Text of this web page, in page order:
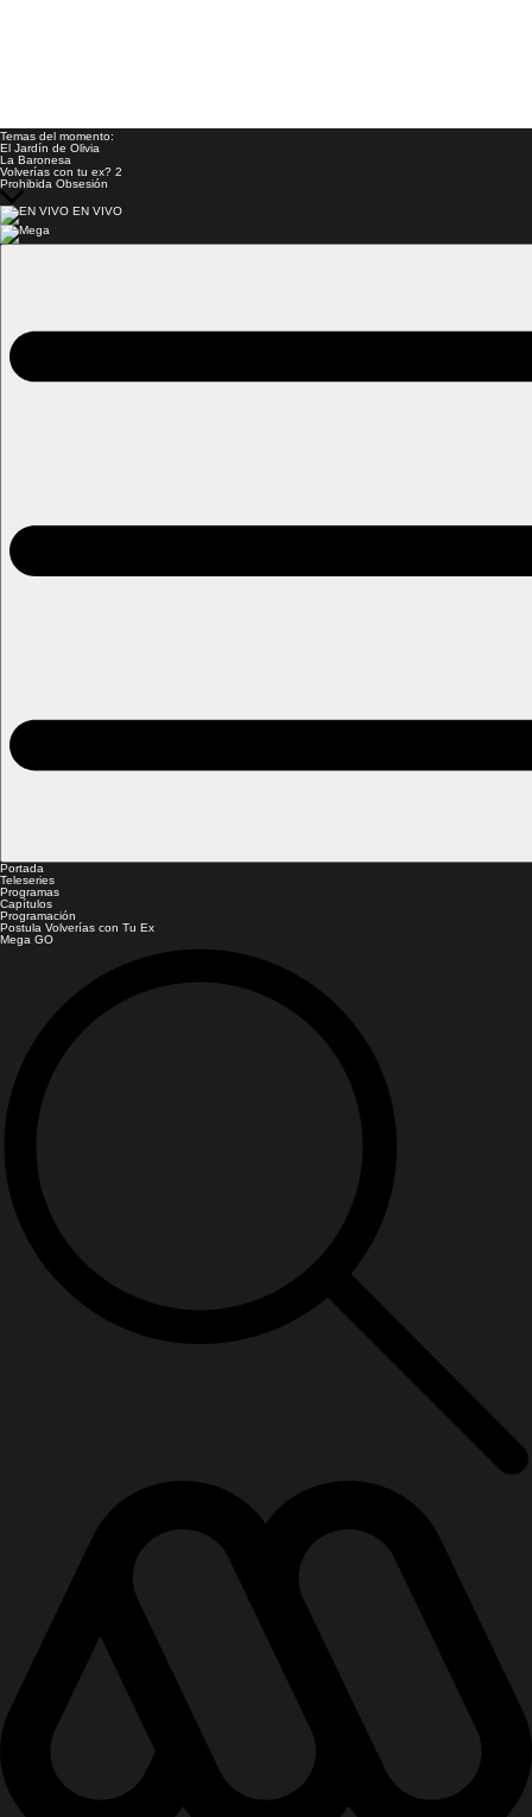
Temas del momento:
El Jardín de Olivia
La Baronesa
Volverías con tu ex? 2
Prohibida Obsesión
EN VIVO
Portada
Teleseries
Programas
Capítulos
Programación
Postula Volverías con Tu Ex
Mega GO